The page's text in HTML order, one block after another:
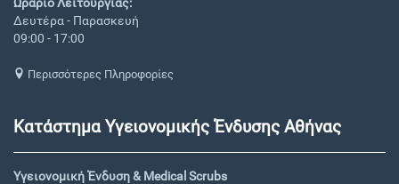
Ωράριο Λειτουργίας:
Δευτέρα - Παρασκευή
09:00 - 17:00
Περισσότερες Πληροφορίες
Κατάστημα Υγειονομικής Ένδυσης Αθήνας
Υγειονομική Ένδυση & Medical Scrubs